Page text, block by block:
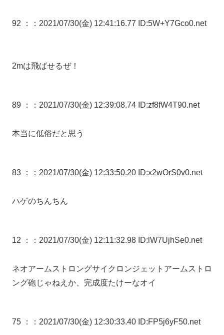
92 ： ：2021/07/30(金) 12:41:16.77 ID:5W+Y7Gco0.net
2mは飛ばせるぜ！
89 ： ：2021/07/30(金) 12:39:08.74 ID:zf8fW4T90.net
本当に低俗だと思う
83 ： ：2021/07/30(金) 12:33:50.20 ID:x2wOrS0v0.net
ハゲのちんちん
12 ： ：2021/07/30(金) 12:11:32.98 ID:lW7UjhSe0.net
ネオアームストロングサイクロンジェットアームストロ
ング砲じゃねえか、完成度たけーなオイ
75 ： ：2021/07/30(金) 12:30:33.40 ID:FP5j6yF50.net